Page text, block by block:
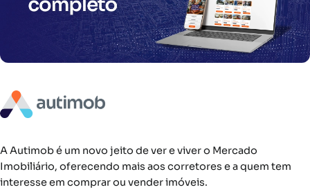
A Autimob é um novo jeito de ver e viver o Mercado
Imobiliário, oferecendo mais aos corretores e a quem tem
interesse em comprar ou vender imóveis.